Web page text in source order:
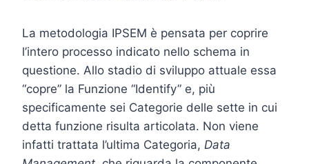
La metodologia IPSEM è pensata per coprire
l’intero processo indicato nello schema in
questione. Allo stadio di sviluppo attuale essa
“copre” la Funzione “Identify” e, più
specificamente sei Categorie delle sette in cui
detta funzione risulta articolata. Non viene
infatti trattata l’ultima Categoria, Data